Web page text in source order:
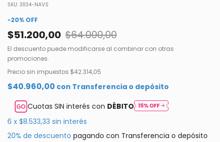
SKU: 31134-NAVS
-20% OFF
$51.200,00 $64.000,00
El descuento puede modificarse al combinar con otras
promociones.
Precio sin impuestos $42.314,05
$40.960,00 con Transferencia o depósito
Cuotas SIN interés con DÉBITO
6 x $8.533,33 sin interés
20% de descuento pagando con Transferencia o depósito